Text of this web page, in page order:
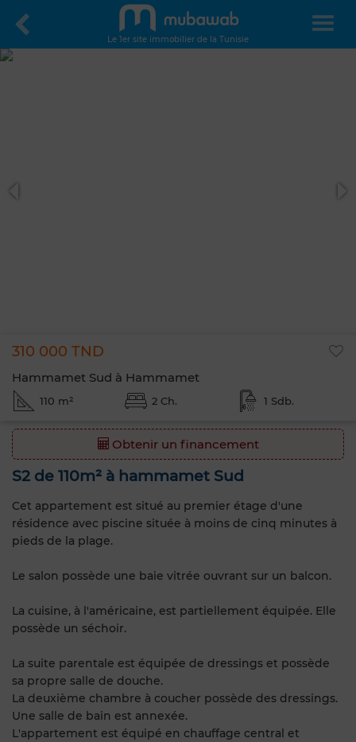
Le 1er site immobilier de la Tunisie
310 000 TND
Hammamet Sud à Hammamet
110 m² 2 Ch. 1 Sdb.
Obtenir un financement
S2 de 110m² à hammamet Sud
Cet appartement est situé au premier étage d'une
résidence avec piscine située à moins de cinq minutes à
pieds de la plage.
Le salon possède une baie vitrée ouvrant sur un balcon.
La cuisine, à l'américaine, est partiellement équipée. Elle
possède un séchoir.
La suite parentale est équipée de dressings et possède
sa propre salle de douche.
La deuxième chambre à coucher possède des dressings.
Une salle de bain est annexée.
L'appartement est équipé en chauffage central et